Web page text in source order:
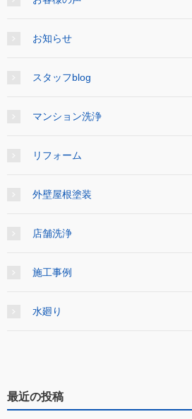
お知らせ
スタッフblog
マンション洗浄
リフォーム
外壁屋根塗装
店舗洗浄
施工事例
水廻り
最近の投稿